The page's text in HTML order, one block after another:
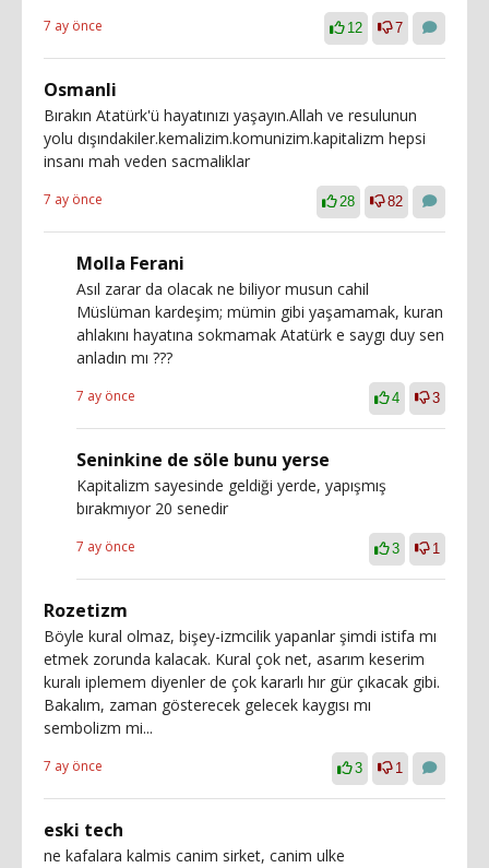
7 ay önce 12 7
Osmanli
Bırakın Atatürk'ü hayatınızı yaşayın.Allah ve resulunun
yolu dışındakiler.kemalizim.komunizim.kapitalizm hepsi
insanı mah veden sacmaliklar
7 ay önce 28 82
Molla Ferani
Asıl zarar da olacak ne biliyor musun cahil
Müslüman kardeşim; mümin gibi yaşamamak, kuran
ahlakını hayatına sokmamak Atatürk e saygı duy sen
anladın mı ???
7 ay önce 4 3
Seninkine de söle bunu yerse
Kapitalizm sayesinde geldiği yerde, yapışmış
bırakmıyor 20 senedir
7 ay önce 3 1
Rozetizm
Böyle kural olmaz, bişey-izmcilik yapanlar şimdi istifa mı
etmek zorunda kalacak. Kural çok net, asarım keserim
kuralı iplemem diyenler de çok kararlı hır gür çıkacak gibi.
Bakalım, zaman gösterecek gelecek kaygısı mı
sembolizm mi...
7 ay önce 3 1
eski tech
ne kafalara kalmis canim sirket, canim ulke